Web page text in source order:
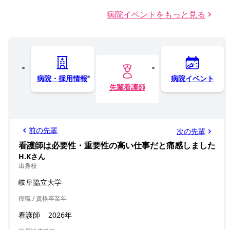
病院イベントをもっと見る
病院・採用情報
先輩看護師
病院イベント
前の先輩 次の先輩
看護師は必要性・重要性の高い仕事だと痛感しました
H.Kさん
出身校
岐阜協立大学
役職 / 資格
看護師
卒業年
2026年